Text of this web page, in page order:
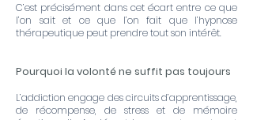
C’est précisément dans cet écart entre ce que
l’on sait et ce que l’on fait que l’hypnose
thérapeutique peut prendre tout son intérêt.
Pourquoi la volonté ne suffit pas toujours
L’addiction engage des circuits d’apprentissage,
de récompense, de stress et de mémoire